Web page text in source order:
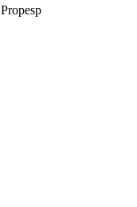
Propesp